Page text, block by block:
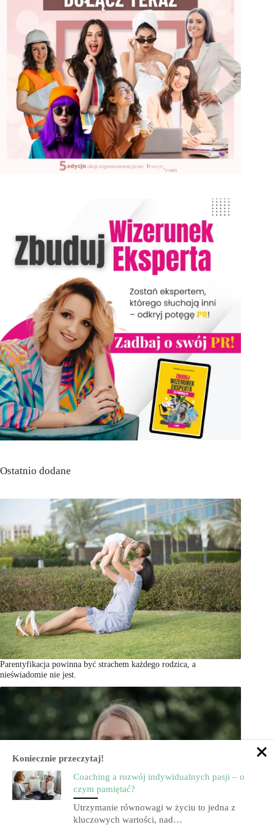
Ostatnio dodane
Parentyfikacja powinna być strachem każdego rodzica, a
nieświadomie nie jest.
Koniecznie przeczytaj!
Coaching a rozwój indywidualnych pasji – o
czym pamiętać?
Utrzymanie równowagi w życiu to jedna z
kluczowych wartości, nad…